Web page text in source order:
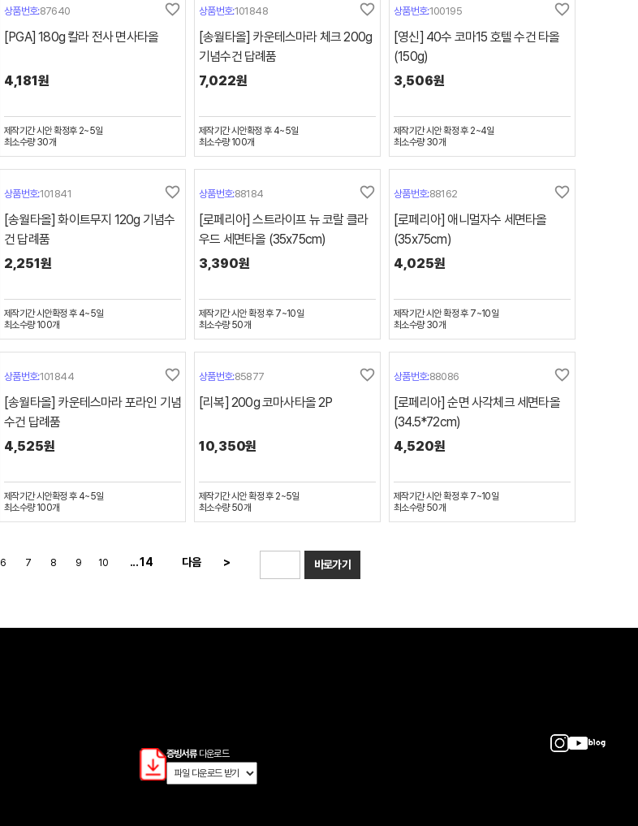
상품번호:87640 favorite_border
[PGA] 180g 칼라 전사 면사타올
4,181원
제작기간시안 확정후 2~5일
최소수량30개
상품번호:101848 favorite_border
[송월타올] 카운테스마라 체크 200g
기념수건 답례품
7,022원
제작기간시안확정 후 4~5일
최소수량100개
상품번호:100195 favorite_border
[영신] 40수 코마15 호텔 수건 타올
(150g)
3,506원
제작기간시안 확정 후 2~4일
최소수량30개
상품번호:101841 favorite_border
[송월타올] 화이트무지 120g 기념수
건 답례품
2,251원
제작기간시안확정 후 4~5일
최소수량100개
상품번호:88184 favorite_border
[로페리아] 스트라이프 뉴 코랄 클라
우드 세면타올 (35x75cm)
3,390원
제작기간시안 확정 후 7~10일
최소수량50개
상품번호:88162 favorite_border
[로페리아] 애니멀자수 세면타올
(35x75cm)
4,025원
제작기간시안 확정 후 7~10일
최소수량30개
상품번호:101844 favorite_border
[송월타올] 카운테스마라 포라인 기념
수건 답례품
4,525원
제작기간시안확정 후 4~5일
최소수량100개
상품번호:85877 favorite_border
[리복] 200g 코마사타올 2P
10,350원
제작기간시안 확정 후 2~5일
최소수량50개
상품번호:88086 favorite_border
[로페리아] 순면 사각체크 세면타올
(34.5*72cm)
4,520원
제작기간시안 확정 후 7~10일
최소수량50개
6 7 8 9 10 ... 14 다음 > 바로가기
증빙서류다운로드